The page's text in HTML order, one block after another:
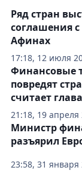
17:18, 12 июля
Ряд стран
соглашения
Афинах
21:18, 19 апреля
Финансовые
повредят
считает
23:58, 31 января
Министр
разъярил